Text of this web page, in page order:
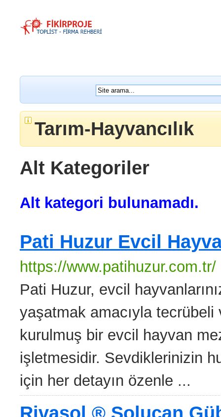
Tarım-Hayvancılık
Alt Kategoriler
Alt kategori bulunamadı.
Pati Huzur Evcil
https://www.patihuzur.com.tr/
Pati Huzur, evcil
yaşatmak amacıyla tecrübeli
kurulmuş bir evcil hayvan
işletmesidir. Sevdiklerinizin
için her detayın özenle ...